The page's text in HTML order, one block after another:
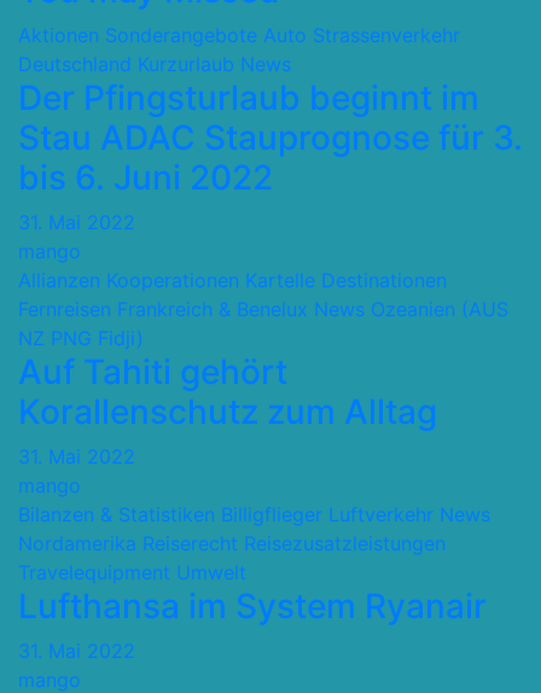
Aktionen Sonderangebote Auto Strassenverkehr
Deutschland Kurzurlaub News
Der Pfingsturlaub beginnt im
Stau ADAC Stauprognose für 3.
bis 6. Juni 2022
31. Mai 2022
mango
Allianzen Kooperationen Kartelle Destinationen
Fernreisen Frankreich & Benelux News Ozeanien (AUS
NZ PNG Fidji)
Auf Tahiti gehört
Korallenschutz zum Alltag
31. Mai 2022
mango
Bilanzen & Statistiken Billigflieger Luftverkehr News
Nordamerika Reiserecht Reisezusatzleistungen
Travelequipment Umwelt
Lufthansa im System Ryanair
31. Mai 2022
mango